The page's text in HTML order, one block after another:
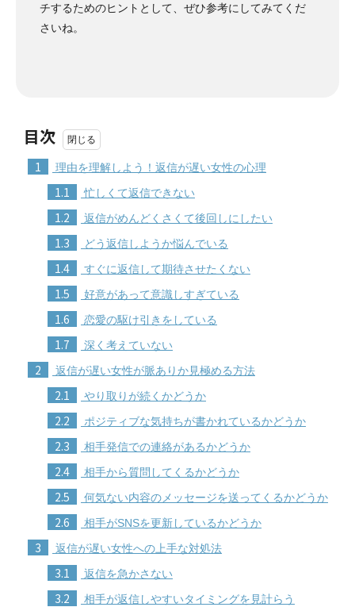
チするためのヒントとして、ぜひ参考にしてみてくだ
さいね。
目次
1 理由を理解しよう！返信が遅い女性の心理
1.1 忙しくて返信できない
1.2 返信がめんどくさくて後回しにしたい
1.3 どう返信しようか悩んでいる
1.4 すぐに返信して期待させたくない
1.5 好意があって意識しすぎている
1.6 恋愛の駆け引きをしている
1.7 深く考えていない
2 返信が遅い女性が脈ありか見極める方法
2.1 やり取りが続くかどうか
2.2 ポジティブな気持ちが書かれているかどうか
2.3 相手発信での連絡があるかどうか
2.4 相手から質問してくるかどうか
2.5 何気ない内容のメッセージを送ってくるかどうか
2.6 相手がSNSを更新しているかどうか
3 返信が遅い女性への上手な対処法
3.1 返信を急かさない
3.2 相手が返信しやすいタイミングを見計らう